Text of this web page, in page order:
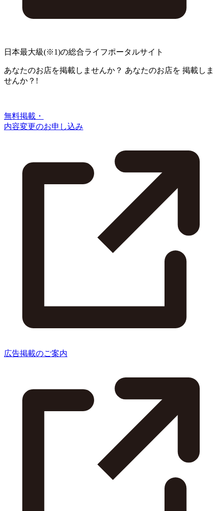
日本最大級(※1)の総合ライフポータルサイト
あなたのお店を掲載しませんか？ あなたのお店を 掲載しま
せんか？!
無料掲載・
内容変更のお申し込み
広告掲載のご案内